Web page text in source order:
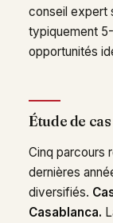
conseil expert
typiquement
opportunités
Étude de
Cinq parcours
dernières
diversifiés.
Casablanca.